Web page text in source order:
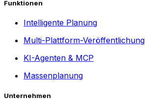
Funktionen
Intelligente Planung
Multi-Plattform-Veröffentlichung
KI-Agenten & MCP
Massenplanung
Unternehmen